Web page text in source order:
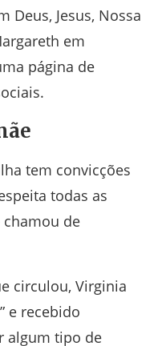
Deus, Jesus, Nossa
em
página de
tem convicções
todas as
chamou de
circulou, Virginia
e recebido
algum tipo de